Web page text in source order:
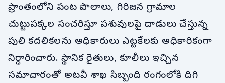
ప్రాంతంలోని పంట పొలాలు, గిరిజన గ్రామాల
చుట్టుపక్కల సంచరిస్తూ పశువులపై దాడులు చేస్తున్న
పులి కదలికలను అధికారులు ఎట్టకేలకు అధికారికంగా
నిర్ధారించారు. స్థానిక రైతులు, కూలీలు ఇచ్చిన
సమాచారంతో అటవీ శాఖ సిబ్బంది రంగంలోకి దిగి